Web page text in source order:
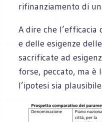
rifinanziamento di
A dire che l’efficacia
e delle esigenze
sacrificate ad
forse, peccato, ma
l’ipotesi sia plausibile.